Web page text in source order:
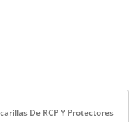
De RCP Y Protectores